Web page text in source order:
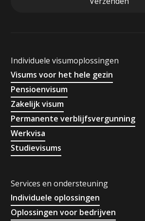
Individuele visumoplossingen
Visums voor het hele gezin
Pensioenvisum
Zakelijk visum
Permanente verblijfsvergunning
Werkvisa
Studievisums
Services en ondersteuning
Individuele oplossingen
Oplossingen voor bedrijven